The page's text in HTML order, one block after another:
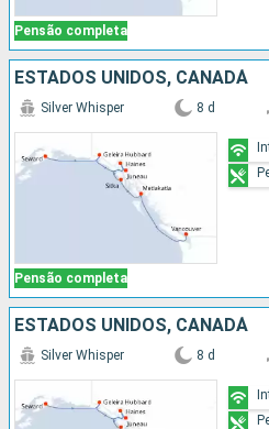
Pensão completa
ESTADOS UNIDOS, CANADÁ
Pensão completa
Silver Whisper 8 d
ESTADOS UNIDOS, CANADÁ
Silver Whisper 8 d